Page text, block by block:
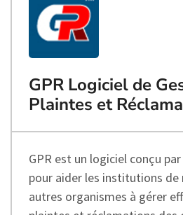
GPR Logiciel de
Plaintes et
GPR est un logiciel conçu
pour aider les institutions
autres organismes à gérer